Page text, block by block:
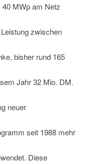
MWp am Netz
zwischen
bisher rund 165
Jahr 32 Mio. DM.
neuer
seit 1988 mehr
Diese